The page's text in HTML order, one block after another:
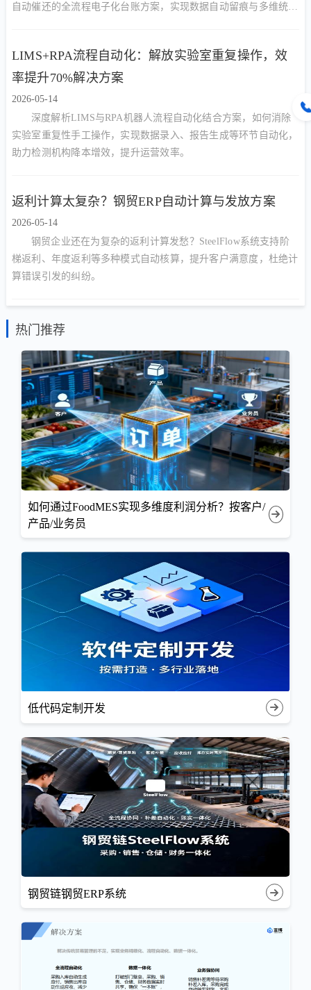
自动催还的全流程电子化台账方案，实现数据自动留痕与多维统
LIMS+RPA流程自动化：解放实验室重复操作，效
率提升70%解决方案
2026-05-14
深度解析LIMS与RPA机器人流程自动化结合方案，如何消除
实验室重复性手工操作，实现数据录入、报告生成等环节自动化，
助力检测机构降本增效，提升运营效率。
返利计算太复杂？钢贸ERP自动计算与发放方案
2026-05-14
钢贸企业还在为复杂的返利计算发愁？SteelFlow系统支持阶
梯返利、年度返利等多种模式自动核算，提升客户满意度，杜绝计
算错误引发的纠纷。
热门推荐
如何通过FoodMES实现多维度利润分析？按客户/
产品/业务员
低代码定制开发
钢贸链钢贸ERP系统